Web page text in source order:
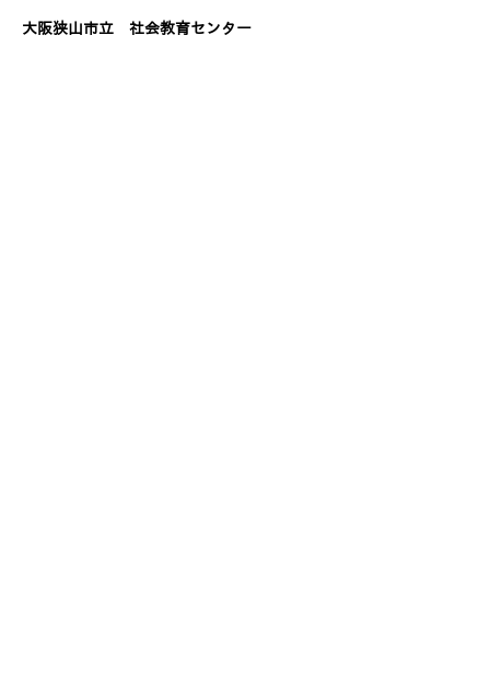
大阪狭山市立 社会教育センター